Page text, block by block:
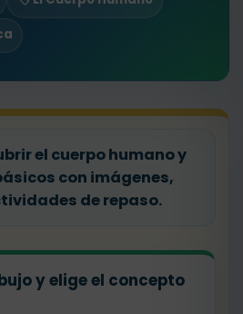
el cuerpo humano y
con imágenes,
de repaso.
y elige el concepto